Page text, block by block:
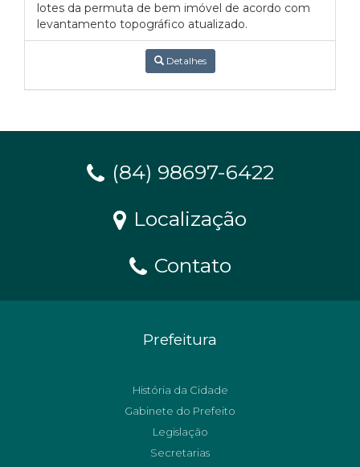
lotes da permuta de bem imóvel de acordo com
levantamento topográfico atualizado.
Detalhes
(84) 98697-6422
Localização
Contato
Prefeitura
História da Cidade
Gabinete do Prefeito
Legislação
Secretarias